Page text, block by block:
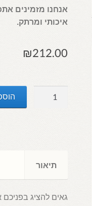
אנחנו מזמינים
איכותי ומרתק.
₪212.00
תיאור
גאים להציג בפניכם את גיליון ארץ וטבע